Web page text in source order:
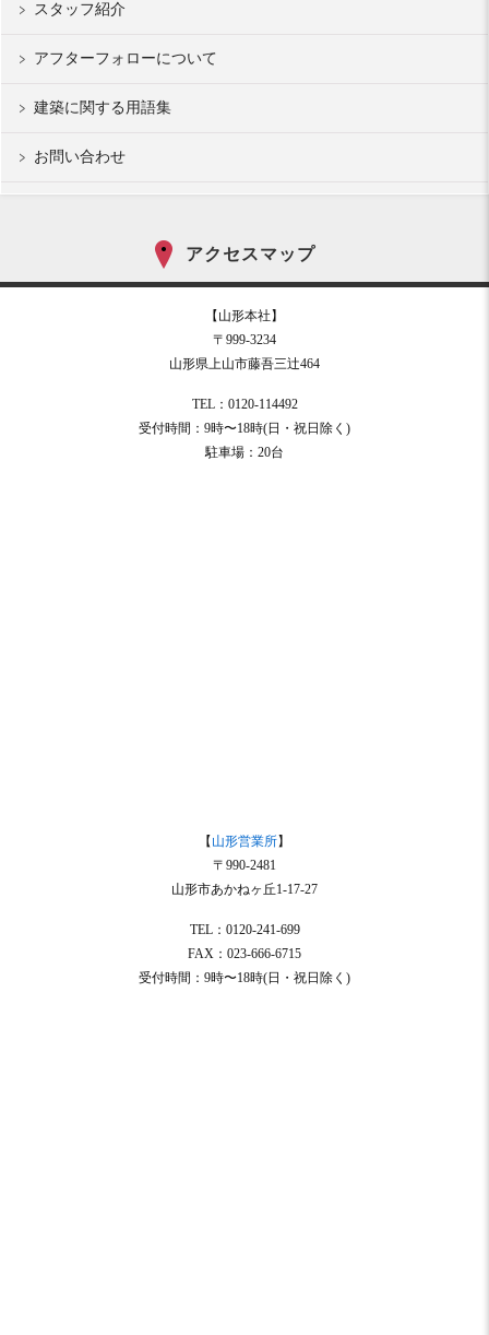
スタッフ紹介
アフターフォローについて
建築に関する用語集
お問い合わせ
アクセスマップ
【山形本社】
〒999-3234
山形県上山市藤吾三辻464
TEL：0120-114492
受付時間：9時〜18時(日・祝日除く)
駐車場：20台
【 山形営業所】
〒990-2481
山形市あかねヶ丘1-17-27
TEL：0120-241-699
FAX：023-666-6715
受付時間：9時〜18時(日・祝日除く)